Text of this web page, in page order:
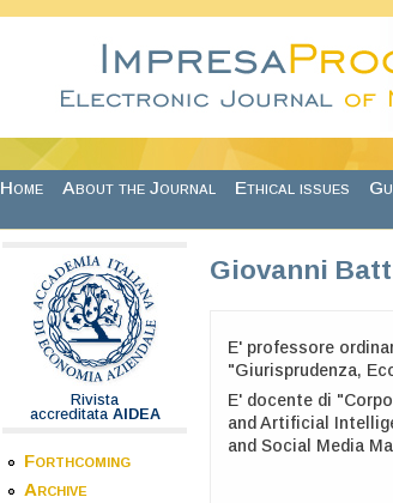
Home About the Journal Ethical issues
Rivista
accreditata AIDEA
Forthcoming
Archive
Giovanni
E' professore
"Giurisprudenza,
E' docente di
and Artificial
and Social Media